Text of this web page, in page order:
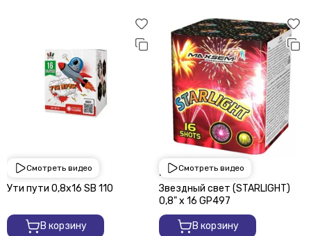
Смотреть видео
1 950 ₽
Ути пути 0,8х16 SВ 110
В корзину
Смотреть видео
2 250 ₽
Звездный свет (STARLIGHT)
0,8" х 16 GP497
В корзину